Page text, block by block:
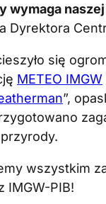
wymaga
Dyrektora
się
METEO IMGW
”,
wszystkim
IMGW-PIB!